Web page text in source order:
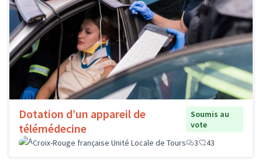
Dotation d’un appareil de
télémédecine
Soumis au
vote
Croix-Rouge française Unité Locale de Tours
3 43